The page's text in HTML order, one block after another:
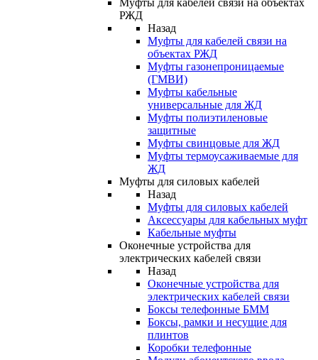
Муфты для кабелей связи на объектах
РЖД
Назад
Муфты для кабелей связи на
объектах РЖД
Муфты газонепроницаемые
(ГМВИ)
Муфты кабельные
универсальные для ЖД
Муфты полиэтиленовые
защитные
Муфты свинцовые для ЖД
Муфты термоусаживаемые для
ЖД
Муфты для силовых кабелей
Назад
Муфты для силовых кабелей
Аксессуары для кабельных муфт
Кабельные муфты
Оконечные устройства для
электрических кабелей связи
Назад
Оконечные устройства для
электрических кабелей связи
Боксы телефонные БММ
Боксы, рамки и несущие для
плинтов
Коробки телефонные